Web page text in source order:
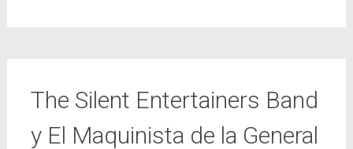
The Silent Entertainers Band
y El Maquinista de la General